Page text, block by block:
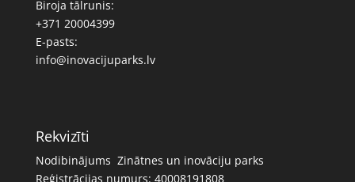
Biroja tālrunis:
+371 20004399
E-pasts:
info@inovacijuparks.lv
Rekvizīti
Nodibinājums Zinātnes un inovāciju parks
Reģistrācijas numurs: 40008191808